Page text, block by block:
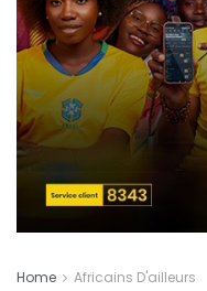
Home Africains D'ailleurs